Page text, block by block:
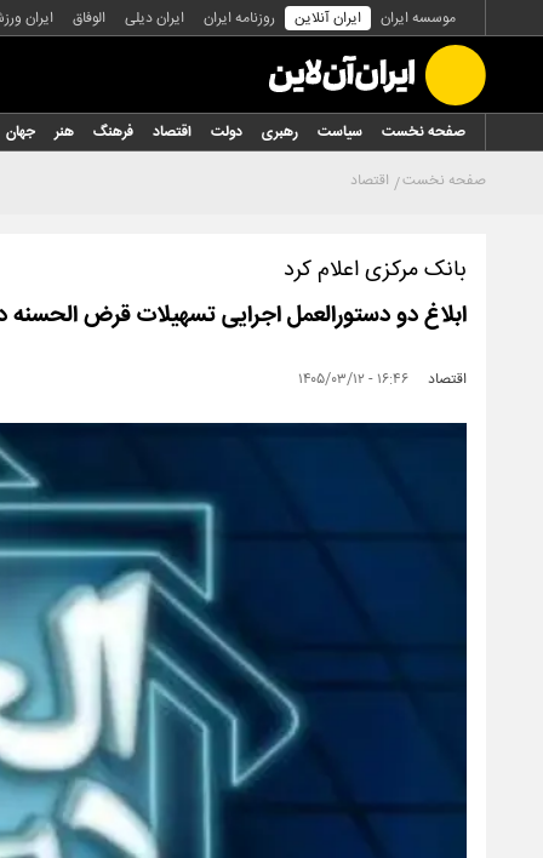
موسسه ایران ایران آنلاین روزنامه ایران ایران دیلی الوفاق ایران
صفحه نخست سیاست رهبری دولت اقتصاد فرهنگ هنر
جهان
صفحه نخست اقتصاد
بانک مرکزی اعلام کرد
ابلاغ دو دستورالعمل اجرایی تسهیلات قرض
اقتصاد ۱۶:۴۶ - ۱۴۰۵/۰۳/۱۲